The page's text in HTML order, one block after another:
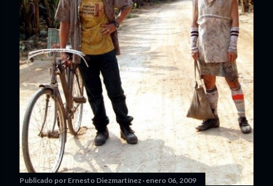
Publicado por Ernesto Diezmartínez enero 06, 2009